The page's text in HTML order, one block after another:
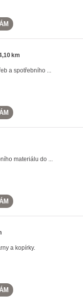
km
a spotřebního ...
materiálu do ...
a kopírky.